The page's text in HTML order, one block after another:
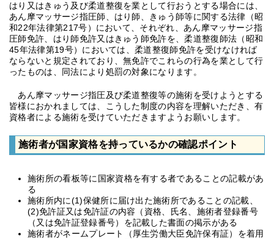
はり又はきゅう及び柔道整復を業として行おうとする場合には、
あん摩マッサージ指圧師、はり師、きゅう師等に関する法律（昭
和22年法律第217号）において、それぞれ、あん摩マッサージ指
圧師免許、はり師免許又はきゅう師免許を、柔道整復師法（昭和
45年法律第19号）においては、柔道整復師免許を受けなければ
ならないと規定されており、無免許でこれらの行為を業として行
ったものは、同法により処罰の対象になります。
あん摩マッサージ指圧及び柔道整復等の施術を受けようとする
皆様におかれましては、こうした制度の内容を理解いただき、有
資格者による施術を受けていただきますようお願いします。
施術者が国家資格を持っているかの確認ポイント
施術所の看板等に国家資格を有する者であることの記載があ
る
施術所内に(1)保健所に届け出た施術所であることの記載、
(2)免許証又は免許証の内容（資格、氏名、施術者登録番号
（又は免許証登録番号）を記載した書面の掲示がある
施術者がネームプレート（厚生労働大臣免許保有証）を着用